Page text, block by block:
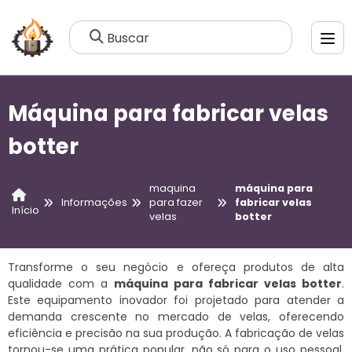
Buscar
Máquina para fabricar velas
botter
Início
Informações
maquina
para fazer
velas
máquina para
fabricar velas
botter
Transforme o seu negócio e ofereça produtos de alta
qualidade com a máquina para fabricar velas botter.
Este equipamento inovador foi projetado para atender a
demanda crescente no mercado de velas, oferecendo
eficiência e precisão na sua produção. A fabricação de velas